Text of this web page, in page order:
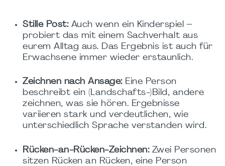
Stille Post: Auch wenn ein Kinderspiel –
probiert das mit einem Sachverhalt aus
eurem Alltag aus. Das Ergebnis ist auch für
Erwachsene immer wieder erstaunlich.
Zeichnen nach Ansage: Eine Person
beschreibt ein (Landschafts-)Bild, andere
zeichnen, was sie hören. Ergebnisse
variieren stark und verdeutlichen, wie
unterschiedlich Sprache verstanden wird.
Rücken-an-Rücken-Zeichnen: Zwei Personen
sitzen Rücken an Rücken, eine Person